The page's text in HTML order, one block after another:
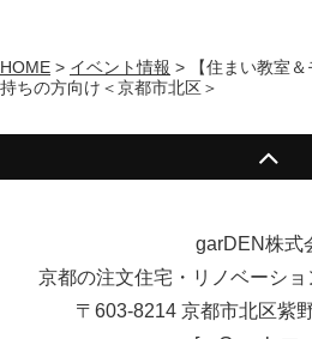
HOME > イベント情報 >
【住まい教室
持ちの方向け＜京都市北区＞
garDEN株式
京都の注文住宅・リノベーシ
〒603-8214 京都市北区紫